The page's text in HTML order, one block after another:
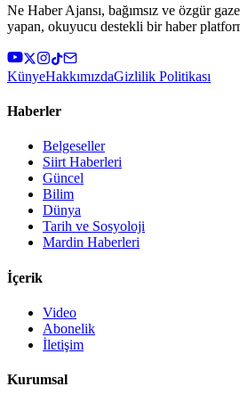
Ne Haber Ajansı, bağımsız ve özgür
yapan, okuyucu destekli bir haber
KünyeHakkımızdaGizlilik Politikası
Haberler
Belgeseller
Siirt Haberleri
Güncel
Bilim
Dünya
Tarih ve Sosyoloji
Mardin Haberleri
İçerik
Video
Abonelik
İletişim
Kurumsal